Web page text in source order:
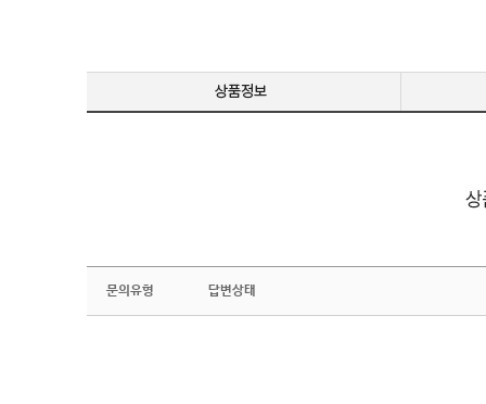
문의유형 답변상태